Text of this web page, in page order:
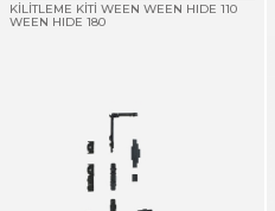
KİLİTLEME KİTİ WEEN WEEN HIDE 110
WEEN HIDE 180